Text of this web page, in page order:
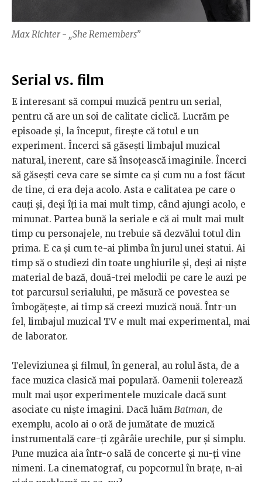
Max Richter - „She Remembers”
Serial vs. film
E interesant să compui muzică pentru un serial,
pentru că are un soi de calitate ciclică. Lucrăm pe
episoade și, la început, firește că totul e un
experiment. Încerci să găsești limbajul muzical
natural, inerent, care să însoțească imaginile. Încerci
să găsești ceva care se simte ca și cum nu a fost făcut
de tine, ci era deja acolo. Asta e calitatea pe care o
cauți și, deși îți ia mai mult timp, când ajungi acolo, e
minunat. Partea bună la seriale e că ai mult mai mult
timp cu personajele, nu trebuie să dezvălui totul din
prima. E ca și cum te-ai plimba în jurul unei statui. Ai
timp să o studiezi din toate unghiurile și, deși ai niște
material de bază, două-trei melodii pe care le auzi pe
tot parcursul serialului, pe măsură ce povestea se
îmbogățește, ai timp să creezi muzică nouă. Într-un
fel, limbajul muzical TV e mult mai experimental, mai
de laborator.
Televiziunea și filmul, în general, au rolul ăsta, de a
face muzica clasică mai populară. Oamenii tolerează
mult mai ușor experimentele muzicale dacă sunt
asociate cu niște imagini. Dacă luăm Batman, de
exemplu, acolo ai o oră de jumătate de muzică
instrumentală care-ți zgârâie urechile, pur și simplu.
Pune muzica aia într-o sală de concerte și nu-ți vine
nimeni. La cinematograf, cu popcornul în brațe, n-ai